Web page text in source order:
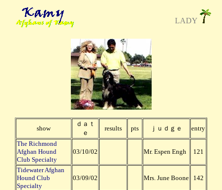
LADY
show
ｄａｔ
ｅ
results pts ｊｕｄｇｅ entry
The Richmond
Afghan Hound
Club Specialty
03/10/02 Mr. Espen Engh 121
Tidewater Afghan
Hound Club
Specialty
03/09/02 Mrs. June Boone 142